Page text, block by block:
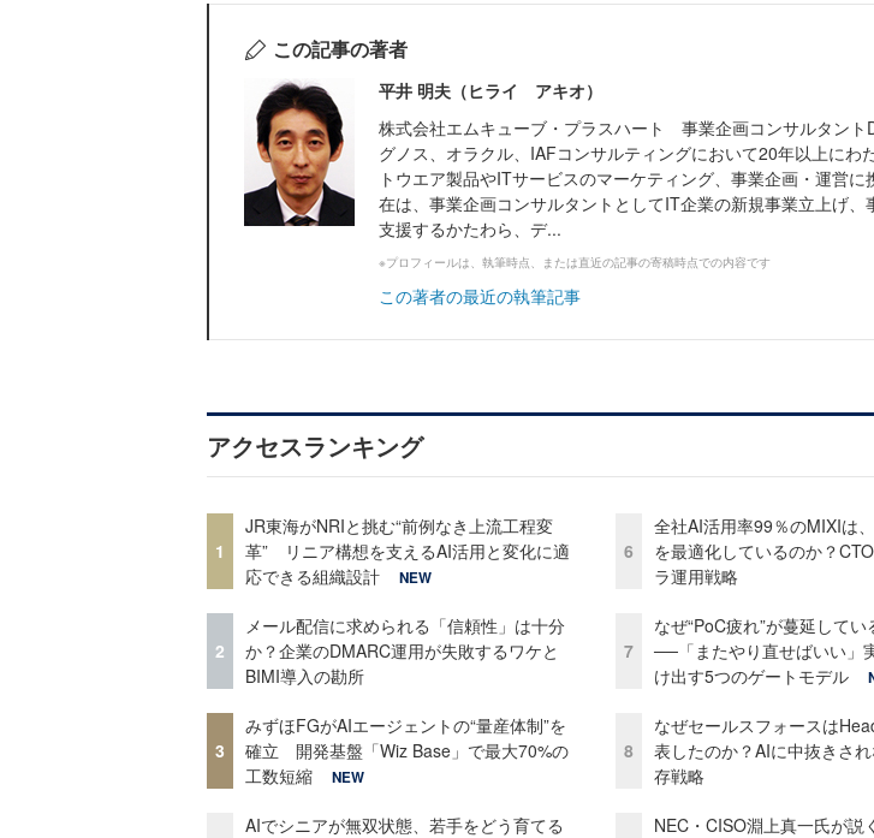
この記事の著者
平井 明夫（ヒライ アキオ）
株式会社エムキューブ・プラスハート 事業企画コンサルタント
グノス、オラクル、IAFコンサルティングにおいて20年以上にわ
トウエア製品やITサービスのマーケティング、事業企画・運営に
在は、事業企画コンサルタントとしてIT企業の新規事業立上げ、
支援するかたわら、デ...
※プロフィールは、執筆時点、または直近の記事の寄稿時点での内容です
この著者の最近の執筆記事
アクセスランキング
1
JR東海がNRIと挑む“前例なき上流工程変
革” リニア構想を支えるAI活用と変化に適
応できる組織設計
NEW
2
メール配信に求められる「信頼性」は十分
か？企業のDMARC運用が失敗するワケと
BIMI導入の勘所
3
みずほFGがAIエージェントの“量産体制”を
確立 開発基盤「Wiz Base」で最大70%の
工数短縮
NEW
AIでシニアが無双状態、若手をどう育てる
6
全社AI活用率99％のMIXIは
を最適化しているのか？
ラ運用戦略
7
なぜ“PoC疲れ”が蔓延してい
──「またやり直せばいい」
け出す5つのゲートモデル
8
なぜセールスフォースは
表したのか？AIに中抜きさ
存戦略
NEC・CISO淵上真一氏が説